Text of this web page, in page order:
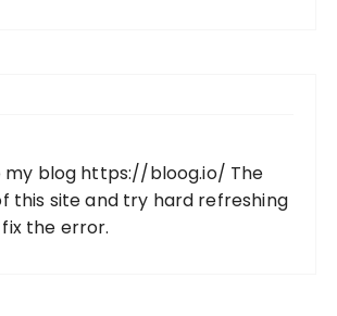
my blog https://bloog.io/ The
this site and try hard refreshing
the error.